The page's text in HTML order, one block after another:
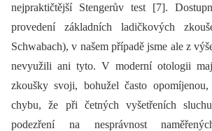
nejpraktičtější Stengerův test [7].
provedení základních ladičkových
Schwabach), v našem případě jsme ale z
nevyužili ani tyto. V moderní otologii
zkoušky svoji, bohužel často
chybu, že při četných vyšetřeních
podezření na nesprávnost